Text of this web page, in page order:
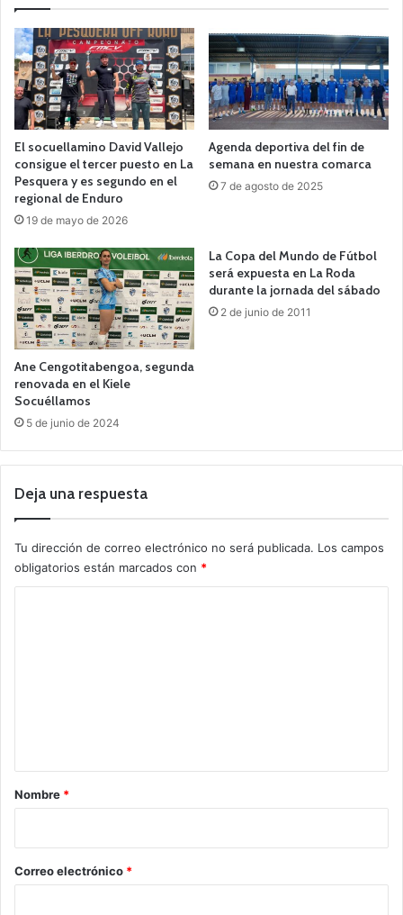
El socuellamino David Vallejo
consigue el tercer puesto en La
Pesquera y es segundo en el
regional de Enduro
19 de mayo de 2026
Agenda deportiva del fin de
semana en nuestra comarca
7 de agosto de 2025
Ane Cengotitabengoa, segunda
renovada en el Kiele
Socuéllamos
5 de junio de 2024
La Copa del Mundo de Fútbol
será expuesta en La Roda
durante la jornada del sábado
2 de junio de 2011
Deja una respuesta
Tu dirección de correo electrónico no será publicada. Los campos
obligatorios están marcados con *
r
*
Nombre *
Correo electrónico *